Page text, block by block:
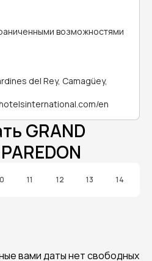
возможностями
del Rey, Camagüey,
en
GRAND
11 12 13 14
вами даты нет свободных